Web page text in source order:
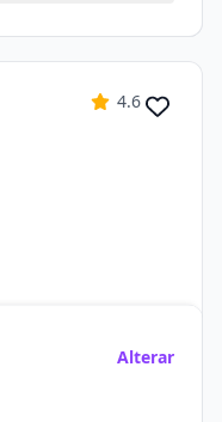
4.6
Alterar